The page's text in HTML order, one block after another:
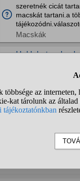
szeretnék cicát
macskát tartani.a
Macskák
Hol lehet meleg
Csak neonok
Halak, akvarisztika
Szerintetek lehet a